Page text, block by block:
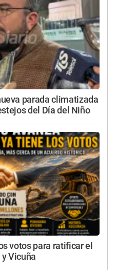
parada climatizada
del Día del Niño
votos para ratificar el
Vicuña